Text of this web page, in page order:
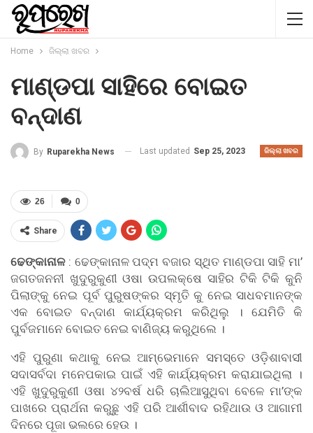
Home ଜିଲ୍ଲା ଖବର
ମାଣ୍ଡପା ସାହିରେ ବୋଇତ
ବନ୍ଦାଣ
ଜିଲ୍ଲା ଖବର
By Ruparekha News Last updated Sep 25, 2023
0
26
Share
ଢେଙ୍କାନାଳ: ଢେଙ୍କାନାଳ ପଦ୍ମ ବଜାର ସ୍ଥିତ ମାଣ୍ଡପା ସାହି ମା’
ଜଗତଜନନୀ ଖୁଦୁରୁକୁଣୀ ଓଷା ଉପଲକ୍ଷେ ସାହିର ଟିକି ଟିକି କୁନି
ପିଲାଙ୍କୁ ନେଇ ପୂର୍ବ ପୁରୁଷଙ୍କର ସ୍ମୃତି କୁ ନେଇ ସାଧବମାନଙ୍କ
ଏକ ବୋଇତ ବନ୍ଦାଣ କାର୍ଯ୍ୟକ୍ରମ କରିଥିଲୁ । ଯେମିତି କି
ପୁର୍ବଜମାନେ ବୋଇତ ନେଇ ବାଣିଜ୍ୟ କରୁଥିଲେ ।
ଏହି ପୁରୁଣା କଥାକୁ ନେଇ ଆମ୍ଭେମାନେ ସମସ୍ତେ ଓଡ଼ିଶାବାସୀ
ସଦାସର୍ବଦା ମନେପକାଇ ପାଇଁ ଏହି କାର୍ଯ୍ୟକ୍ରମ କରାଯାଇଥିଲା ।
ଏହି ଖୁଦୁରୁକୁଣୀ ଓଷା ୪୨ବର୍ଷ ଧରି ଚାଲିଆସୁଥିବା ବେଳେ ମା’ଙ୍କ
ପାଖରେ ପ୍ରାର୍ଥନା କରୁଛୁ ଏହି ପରି ଆର୍ଶୀବାଦ ରହିଥାଉ ଓ ଆଗାମୀ
ଦିନରେ ପୂଜା ଭଲରେ ହେଉ ।